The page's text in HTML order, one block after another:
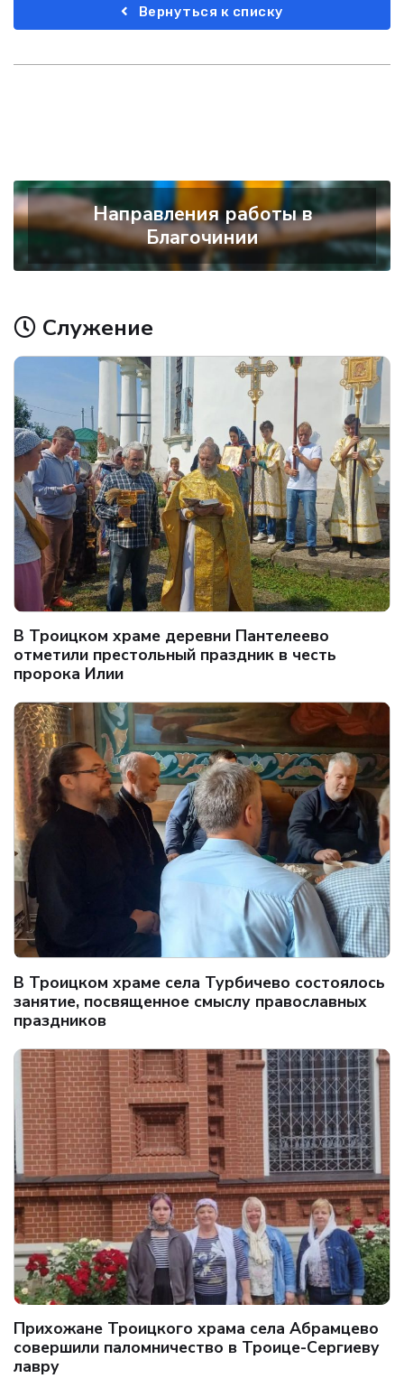
Вернуться к списку
Направления работы в
Благочинии
Служение
В Троицком храме деревни Пантелеево
отметили престольный праздник в честь
пророка Илии
В Троицком храме села Турбичево состоялось
занятие, посвященное смыслу православных
праздников
Прихожане Троицкого храма села Абрамцево
совершили паломничество в Троице-Сергиеву
лавру